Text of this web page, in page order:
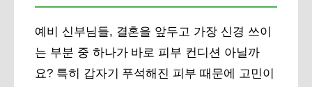
예비 신부님들, 결혼을 앞두고 가장 신경 쓰이
는 부분 중 하나가 바로 피부 컨디션 아닐까
요? 특히 갑자기 푸석해진 피부 때문에 고민이